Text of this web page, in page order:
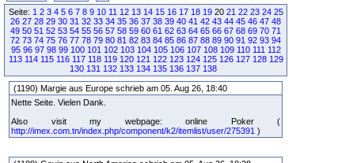
Seite: 1 2 3 4 5 6 7 8 9 10 11 12 13 14 15 16 17 18 1920 21 22 23 24 25
26 27 28 29 30 31 32 33 34 35 36 37 38 39 40 41 42 43 44 45 46 47 48
49 50 51 52 53 54 55 56 57 58 59 60 61 62 63 64 65 66 67 68 69 70 71
72 73 74 75 76 77 78 79 80 81 82 83 84 85 86 87 88 89 90 91 92 93 94
95 96 97 98 99 100 101 102 103 104 105 106 107 108 109 110 111 112
113 114 115 116 117 118 119 120 121 122 123 124 125 126 127 128 129
130 131 132 133 134 135 136 137 138
(1190) Margie aus Europe schrieb am 05. Aug 26, 18:40
Nette Seite. Vielen Dank.
Also visit my webpage: online Poker (
http://imex.com.tn/index.php/component/k2/itemlist/user/275391 )